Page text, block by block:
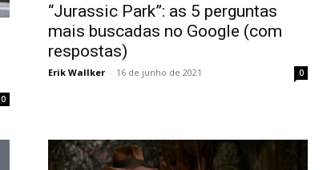
0
“Jurassic Park”: as 5 perguntas
mais buscadas no Google (com
respostas)
Erik Wallker - 16 de junho de 2021 0